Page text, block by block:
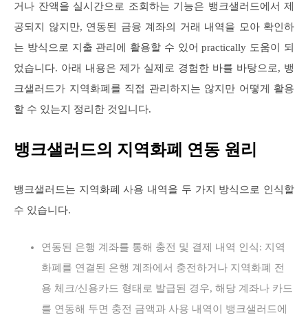
거나 잔액을 실시간으로 조회하는 기능은 뱅크샐러드에서 제
공되지 않지만, 연동된 금융 계좌의 거래 내역을 모아 확인하
는 방식으로 지출 관리에 활용할 수 있어 practically 도움이 되
었습니다. 아래 내용은 제가 실제로 경험한 바를 바탕으로, 뱅
크샐러드가 지역화폐를 직접 관리하지는 않지만 어떻게 활용
할 수 있는지 정리한 것입니다.
뱅크샐러드의 지역화폐 연동 원리
뱅크샐러드는 지역화폐 사용 내역을 두 가지 방식으로 인식할
수 있습니다.
연동된 은행 계좌를 통해 충전 및 결제 내역 인식: 지역
화폐를 연결된 은행 계좌에서 충전하거나 지역화폐 전
용 체크/신용카드 형태로 발급된 경우, 해당 계좌나 카드
를 연동해 두면 충전 금액과 사용 내역이 뱅크샐러드에